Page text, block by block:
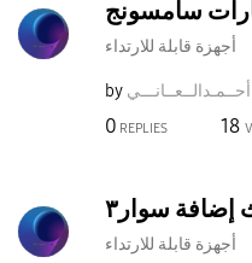
أجهزة قابلة للارتداء
by أحــمـدالــعــانـــي
0 REPLIES 18
أجهزة قابلة للارتداء